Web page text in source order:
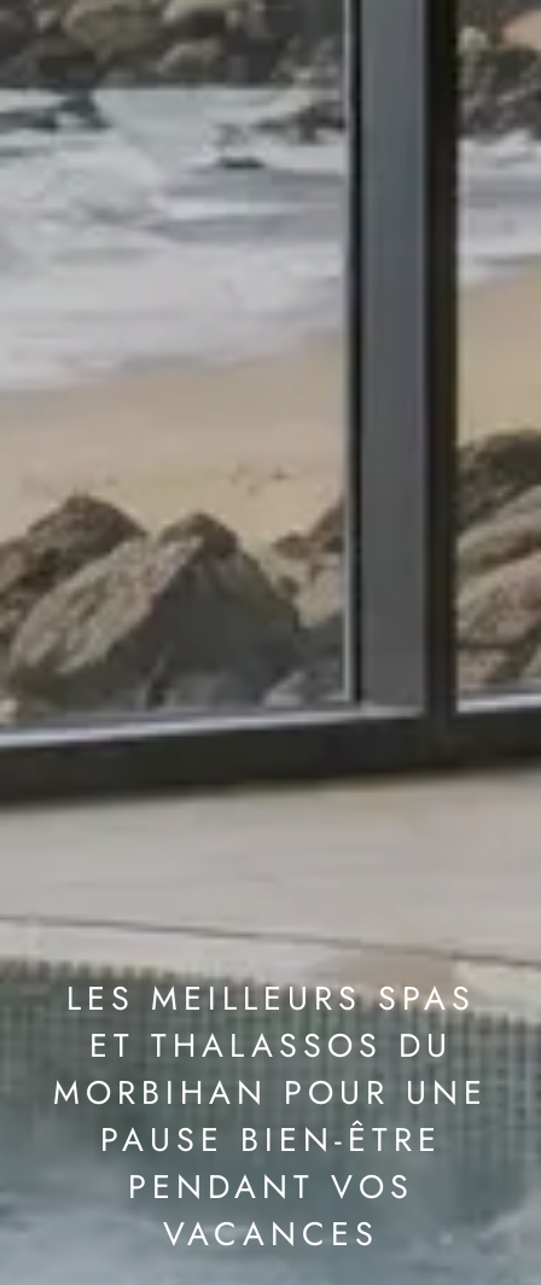
LES MEILLEURS SPAS
ET THALASSOS DU
MORBIHAN POUR UNE
PAUSE BIEN-ÊTRE
PENDANT VOS
VACANCES